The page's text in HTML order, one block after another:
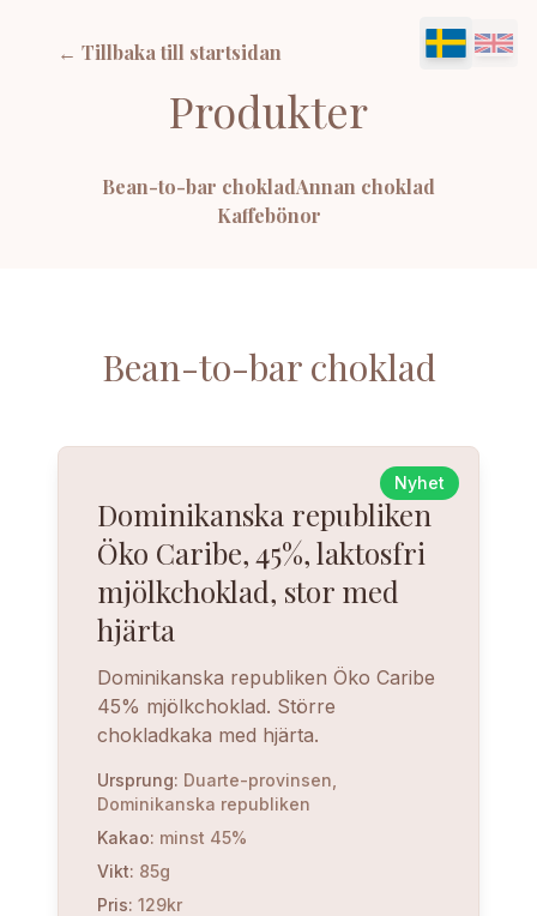
← Tillbaka till startsidan
Produkter
Bean-to-bar chokladAnnan choklad
Kaffebönor
Bean-to-bar choklad
Nyhet
Dominikanska republiken
Öko Caribe, 45%, laktosfri
mjölkchoklad, stor med
hjärta
Dominikanska republiken Öko Caribe
45% mjölkchoklad. Större
chokladkaka med hjärta.
Ursprung: Duarte-provinsen,
Dominikanska republiken
Kakao: minst 45%
Vikt: 85g
Pris: 129kr